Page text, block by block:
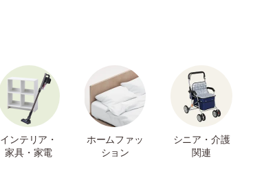
インテリア・
家具・家電
ホームファッ
ション
シニア・介護
関連